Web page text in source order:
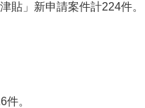
貼」新申請案件計224件。
。